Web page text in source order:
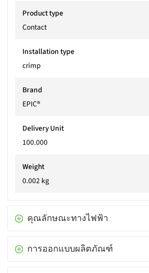
Product type
Contact
Installation type
crimp
Brand
EPIC®
Delivery Unit
100.000
Weight
0.002 kg
คุณลักษณะทางไฟฟ้า
การออกแบบผลิตภัณฑ์